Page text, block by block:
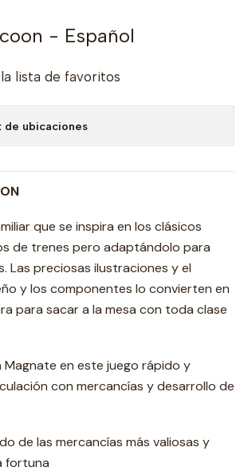
- Español
lista de favoritos
ubicaciones
que se inspira en los clásicos
de trenes pero adaptándolo para
Las preciosas ilustraciones y el
y los componentes lo convierten en
para sacar a la mesa con toda clase
en este juego rápido y
con mercancías y desarrollo de
de las mercancías más valiosas y
fortuna